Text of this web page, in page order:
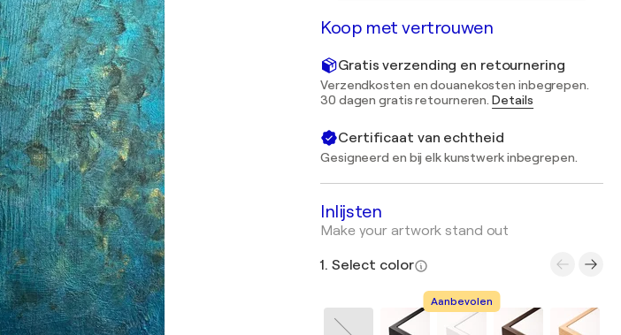
Koop met vertrouwen
Gratis verzending en retournering
Verzendkosten en douanekosten inbegrepen.
30 dagen gratis retourneren.Details
Certificaat van echtheid
Gesigneerd en bij elk kunstwerk inbegrepen.
Inlijsten
Make your artwork stand out
1. Select color
Aanbevolen